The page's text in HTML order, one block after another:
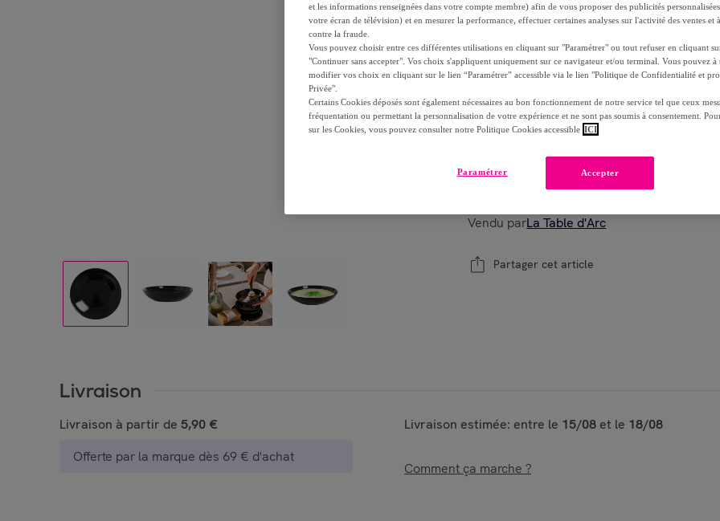
10,10 €
12,60 €
-19%
Ajouter au panier
Vendu parLa Table d'Arc
Partager cet article
Livraison
Livraison à partir de 5,90 €
Offerte par la marque dès 69 € d'achat
Livraison estimée: entre le 15/08 et le 18/08
Comment ça marche ?
et les informations renseignées dans votre compte membre) afin de vous proposer des publicités
votre écran de télévision) et en mesurer la performance, effectuer certaines analyses sur l'activité des ventes et
contre la fraude.
Vous pouvez choisir entre ces différentes utilisations en cliquant sur "Paramétrer" ou tout refuser en cliquant
"Continuer sans accepter". Vos choix s'appliquent uniquement sur ce navigateur et/ou terminal. Vous pouvez
modifier vos choix en cliquant sur le lien “Paramétrer” accessible via le lien "Politique de Confidentialité et
Privée".
Certains Cookies déposés sont également nécessaires au bon fonctionnement de notre service tel que ceux
fréquentation ou permettant la personnalisation de votre expérience et ne sont pas soumis à consentement.
sur les Cookies, vous pouvez consulter notre Politique Cookies accessible ICI
Accepter
Paramétrer